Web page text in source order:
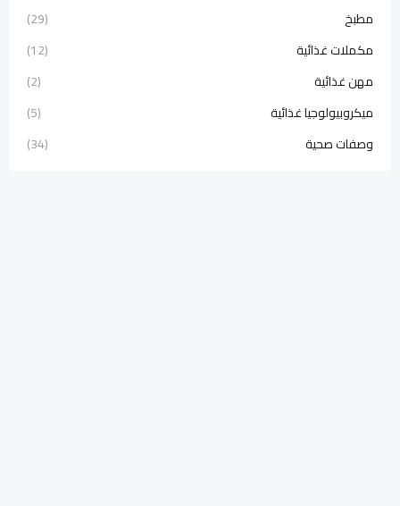
مطبخ
(29)
مكملات غذائية
(12)
مهن غذائية
(2)
ميكروبيولوجيا غذائية
(5)
وصفات صحية
(34)